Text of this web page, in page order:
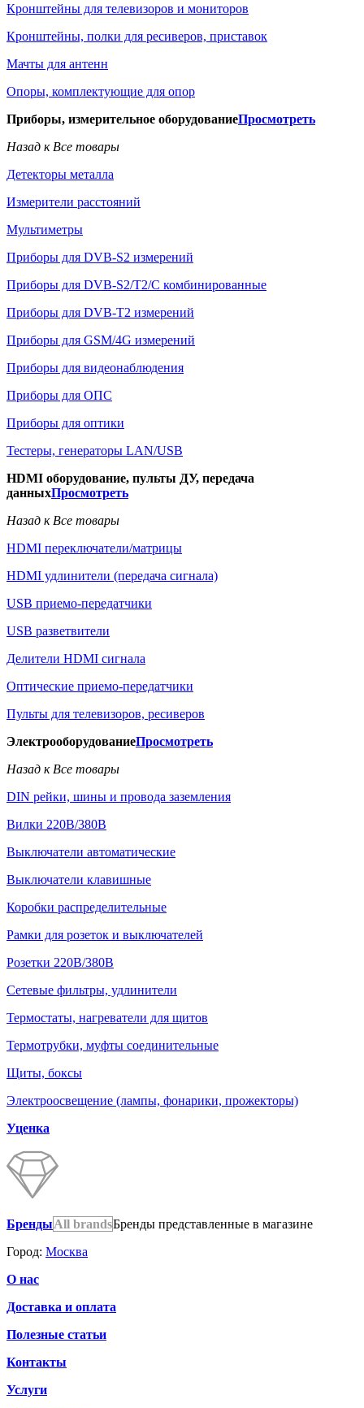
Кронштейны для телевизоров и мониторов
Кронштейны, полки для ресиверов, приставок
Мачты для антенн
Опоры, комплектующие для опор
Приборы, измерительное оборудованиеПросмотреть
Назад к Все товары
Детекторы металла
Измерители расстояний
Мультиметры
Приборы для DVB-S2 измерений
Приборы для DVB-S2/T2/C комбинированные
Приборы для DVB-T2 измерений
Приборы для GSM/4G измерений
Приборы для видеонаблюдения
Приборы для ОПС
Приборы для оптики
Тестеры, генераторы LAN/USB
HDMI оборудование, пульты ДУ, передача
данныхПросмотреть
Назад к Все товары
HDMI переключатели/матрицы
HDMI удлинители (передача сигнала)
USB приемо-передатчики
USB разветвители
Делители HDMI сигнала
Оптические приемо-передатчики
Пульты для телевизоров, ресиверов
ЭлектрооборудованиеПросмотреть
Назад к Все товары
DIN рейки, шины и провода заземления
Вилки 220В/380В
Выключатели автоматические
Выключатели клавишные
Коробки распределительные
Рамки для розеток и выключателей
Розетки 220В/380В
Сетевые фильтры, удлинители
Термостаты, нагреватели для щитов
Термотрубки, муфты соединительные
Щиты, боксы
Электроосвещение (лампы, фонарики, прожекторы)
Уценка
БрендыAll brandsБренды представленные в магазине
Город: Москва
О нас
Доставка и оплата
Полезные статьи
Контакты
Услуги